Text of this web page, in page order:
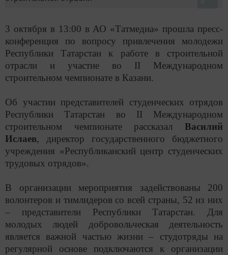
3 октября в 13:00 в АО «Татмедиа» прошла пресс-
конференция по вопросу привлечения молодежи
Республики Татарстан к работе в строительной
отрасли и участие во II Международном
строительном чемпионате в Казани.
Об участии представителей студенческих отрядов
Республики Татарстан во II Международном
строительном чемпионате рассказал Василий
Ислаев, директор государственного бюджетного
учреждения «Республиканский центр студенческих
трудовых отрядов».
В организации мероприятия задействованы 200
волонтеров и тимлидеров со всей страны, 52 из них
– представители Республики Татарстан. Для
молодых людей добровольческая деятельность
является важной частью жизни – студотряды на
регулярной основе подключаются к организации